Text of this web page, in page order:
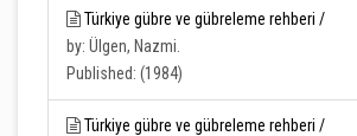
Türkiye gübre ve gübreleme rehberi /
by: Ülgen, Nazmi.
Published: (1984)
Türkiye gübre ve gübreleme rehberi /